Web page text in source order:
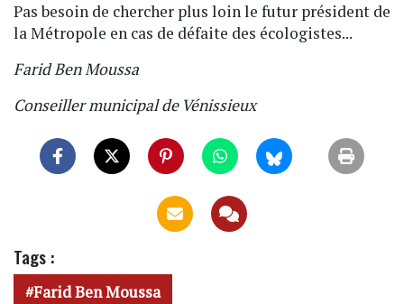
Pas besoin de chercher plus loin le futur président de
la Métropole en cas de défaite des écologistes...
Farid Ben Moussa
Conseiller municipal de Vénissieux
Tags :
Farid Ben Moussa